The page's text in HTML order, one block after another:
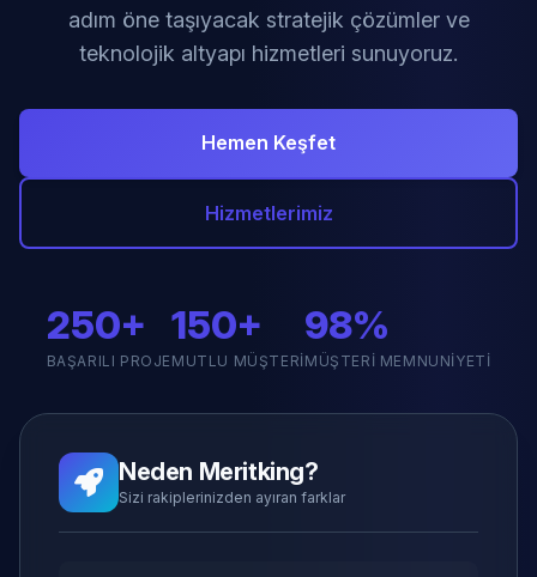
adım öne taşıyacak stratejik çözümler ve
teknolojik altyapı hizmetleri sunuyoruz.
Hemen Keşfet
Hizmetlerimiz
250+
BAŞARILI PROJE
150+
MUTLU MÜŞTERI
98%
MÜŞTERI MEMNUNIYETI
Neden Meritking?
Sizi rakiplerinizden ayıran farklar